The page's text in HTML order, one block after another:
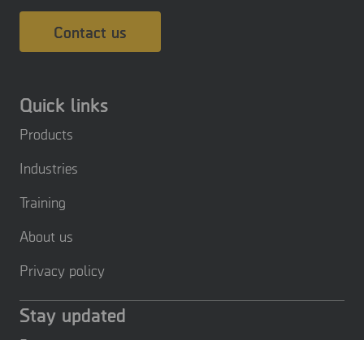
Contact us
Quick links
Products
Industries
Training
About us
Privacy policy
Stay updated